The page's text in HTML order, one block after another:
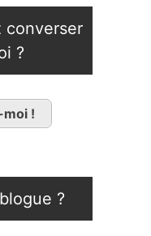
converser
?
!
?